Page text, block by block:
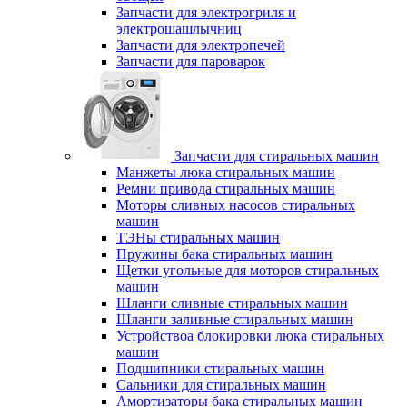
Запчасти для электрогриля и
электрошашлычниц
Запчасти для электропечей
Запчасти для пароварок
Запчасти для стиральных машин
Манжеты люка стиральных машин
Ремни привода стиральных машин
Моторы сливных насосов стиральных
машин
ТЭНы стиральных машин
Пружины бака стиральных машин
Щетки угольные для моторов стиральных
машин
Шланги сливные стиральных машин
Шланги заливные стиральных машин
Устройствоа блокировки люка стиральных
машин
Подшипники стиральных машин
Сальники для стиральных машин
Амортизаторы бака стиральных машин